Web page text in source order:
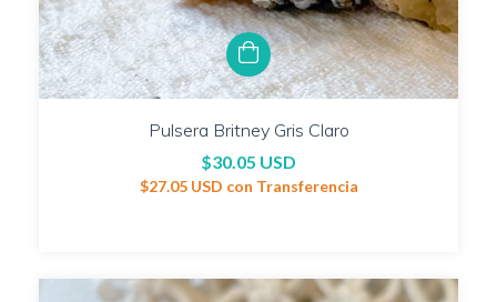
Pulsera Britney Gris Claro
$30.05 USD
$27.05 USD con Transferencia